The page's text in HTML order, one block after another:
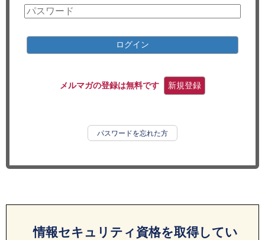
コンサルティング
リサーチ ログイン
メルマガの登録は無料です 新規登録
パスワードを忘れた方
情報セキュリティ資格を取得してい